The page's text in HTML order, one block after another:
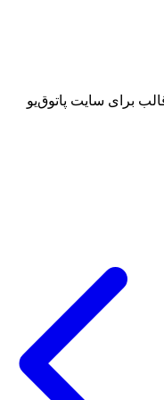
برای سایت پاتوق‌یو